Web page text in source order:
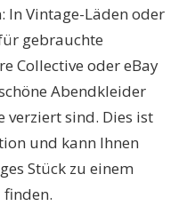
In Vintage-Läden oder
gebrauchte
Collective oder eBay
Abendkleider
verziert sind. Dies ist
und kann Ihnen
Stück zu einem
finden.